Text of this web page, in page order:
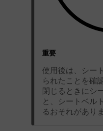
重要
使用後は、シー
られたことを確
閉じるときにシ
と、シートベル
るおそれがあり